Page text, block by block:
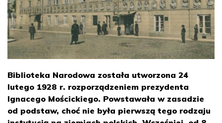
Biblioteka Narodowa została utworzona 24
lutego 1928 r. rozporządzeniem prezydenta
Ignacego Mościckiego. Powstawała w zasadzie
od podstaw, choć nie była pierwszą tego rodzaju